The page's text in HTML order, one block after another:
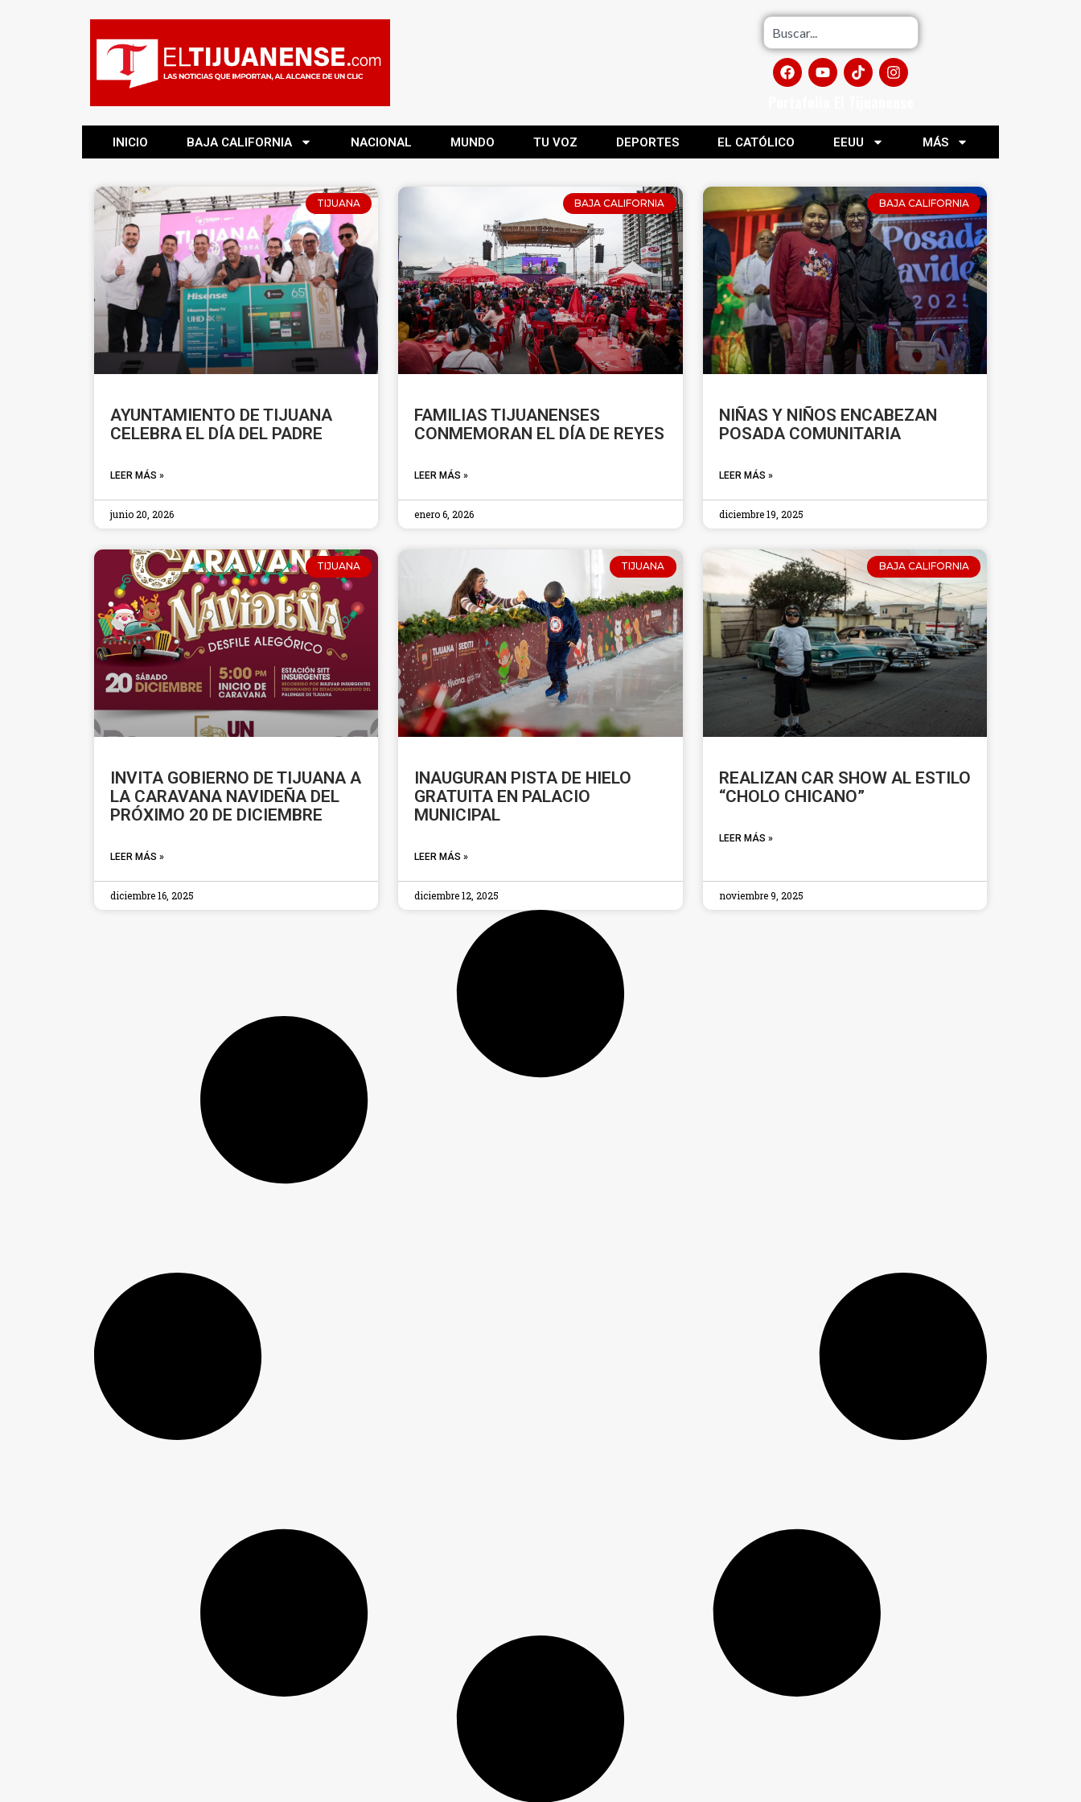
INICIO BAJA CALIFORNIA NACIONAL MUNDO TU VOZ DEPORTES EL CATÓLICO EEUU MÁS
TIJUANA
AYUNTAMIENTO DE TIJUANA
CELEBRA EL DÍA DEL PADRE
LEER MÁS »
junio 20, 2026
BAJA CALIFORNIA
FAMILIAS TIJUANENSES
CONMEMORAN EL DÍA DE REYES
LEER MÁS »
enero 6, 2026
BAJA CALIFORNIA
NIÑAS Y NIÑOS ENCABEZAN
POSADA COMUNITARIA
LEER MÁS »
diciembre 19, 2025
TIJUANA
INVITA GOBIERNO DE TIJUANA A
LA CARAVANA NAVIDEÑA DEL
PRÓXIMO 20 DE DICIEMBRE
LEER MÁS »
diciembre 16, 2025
TIJUANA
INAUGURAN PISTA DE HIELO
GRATUITA EN PALACIO
MUNICIPAL
LEER MÁS »
diciembre 12, 2025
BAJA CALIFORNIA
REALIZAN CAR SHOW AL ESTILO
“CHOLO CHICANO”
LEER MÁS »
noviembre 9, 2025